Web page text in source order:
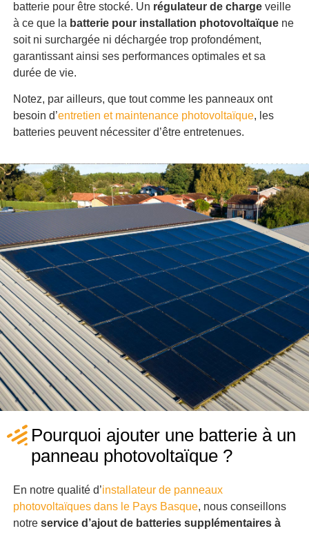
batterie pour être stocké. Un régulateur de chargeveille
à ce que la batterie pour installation photovoltaïquene
soit ni surchargée ni déchargée trop profondément,
garantissant ainsi ses performances optimales et sa
durée de vie.
Notez, par ailleurs, que tout comme les panneaux ont
besoin d’entretien et maintenance photovoltaïque, les
batteries peuvent nécessiter d’être entretenues.
Pourquoi ajouter une batterie à un
panneau photovoltaïque ?
En notre qualité d’installateur de panneaux
photovoltaïques dans le Pays Basque, nous conseillons
notreservice d’ajout de batteries supplémentaires à